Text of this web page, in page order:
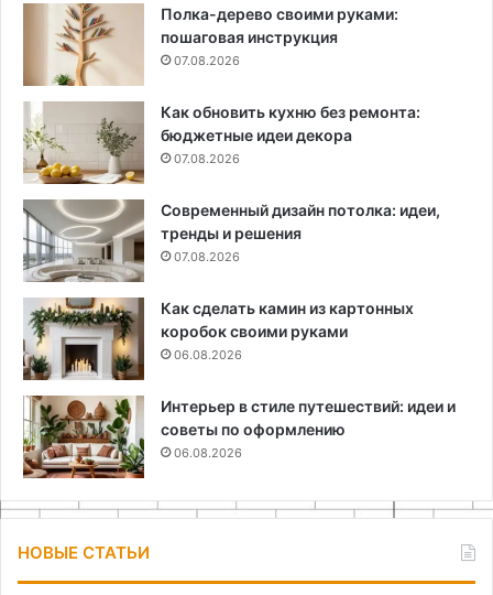
Полка-дерево своими руками:
пошаговая инструкция
07.08.2026
Как обновить кухню без ремонта:
бюджетные идеи декора
07.08.2026
Современный дизайн потолка: идеи,
тренды и решения
07.08.2026
Как сделать камин из картонных
коробок своими руками
06.08.2026
Интерьер в стиле путешествий: идеи и
советы по оформлению
06.08.2026
НОВЫЕ СТАТЬИ